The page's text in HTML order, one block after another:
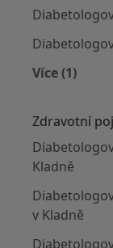
Více (1)
Zdravotní
Kladně
v Kladně